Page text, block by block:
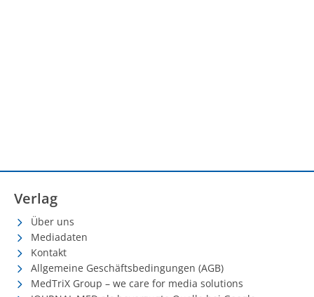
Verlag
Über uns
Mediadaten
Kontakt
Allgemeine Geschäftsbedingungen (AGB)
MedTriX Group – we care for media solutions